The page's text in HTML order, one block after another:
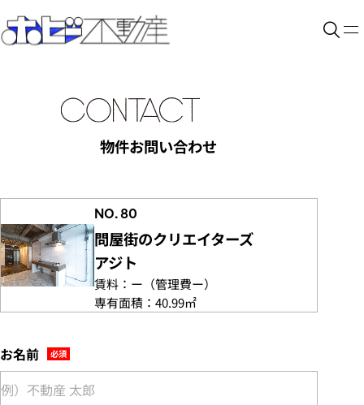
物件お問い合わせ
NO. 80
問屋街のクリエイターズ
アジト
賃料： ー （管理費ー）
専有面積： 40.99㎡
お名前